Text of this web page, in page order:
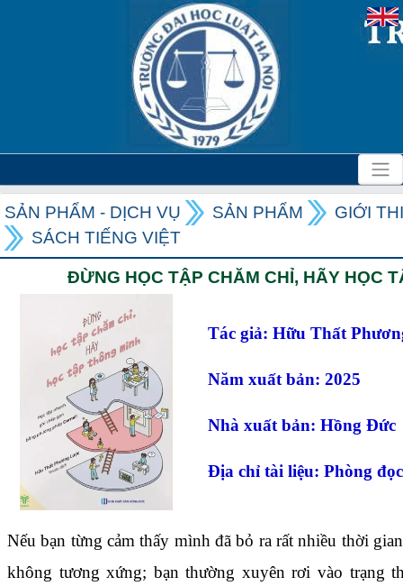
SẢN PHẨM - DỊCH VỤ SẢN PHẨM
GIỚI
SÁCH TIẾNG VIỆT
ĐỪNG HỌC TẬP CHĂM CHỈ, HÃY HỌC
Tác giả: Hữu Thất
Năm xuất bản: 2025
Nhà xuất bản: Hồng Đức
Địa chỉ tài liệu: Phòng đọc
Nếu bạn từng cảm thấy mình đã bỏ ra rất nhiều thời
không tương xứng; bạn thường xuyên rơi vào trạng